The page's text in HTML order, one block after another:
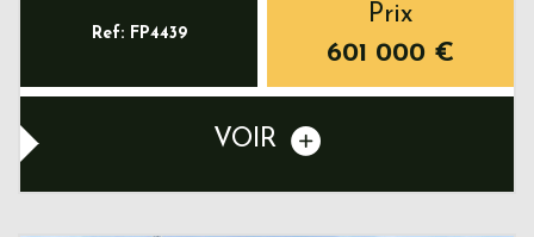
Ref: FP4439
Prix
601 000 €
VOIR